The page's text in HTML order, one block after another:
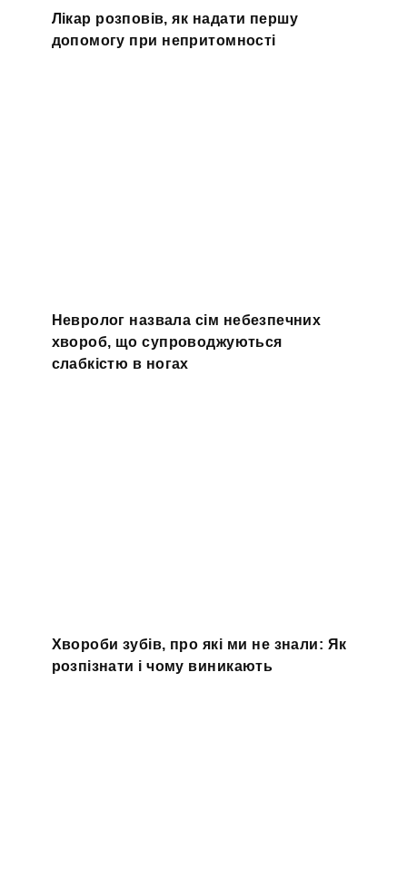
Лікар розповів, як надати першу
допомогу при непритомності
Невролог назвала сім небезпечних
хвороб, що супроводжуються
слабкістю в ногах
Хвороби зубів, про які ми не знали: Як
розпізнати і чому виникають